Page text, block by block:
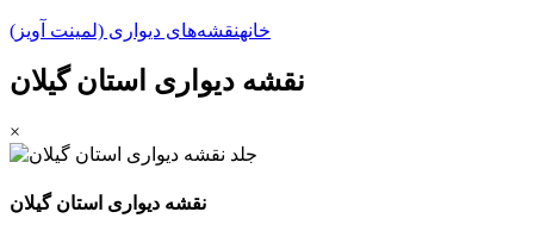
خانهنقشه‌های دیواری (لمینت آویز)
نقشه دیواری استان گیلان
×
نقشه دیواری استان گیلان